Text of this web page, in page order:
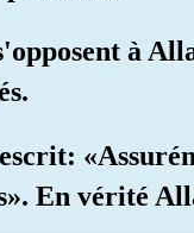
à
En vérité